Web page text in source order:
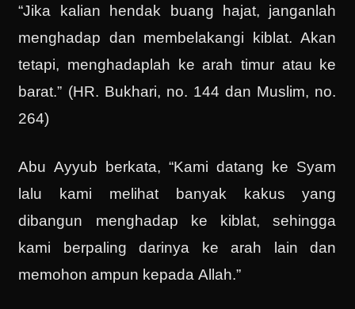
“Jika kalian hendak buang hajat, janganlah
menghadap dan membelakangi kiblat. Akan
tetapi, menghadaplah ke arah timur atau ke
barat.” (HR. Bukhari, no. 144 dan Muslim, no.
264)
Abu Ayyub berkata, “Kami datang ke Syam
lalu kami melihat banyak kakus yang
dibangun menghadap ke kiblat, sehingga
kami berpaling darinya ke arah lain dan
memohon ampun kepada Allah.”